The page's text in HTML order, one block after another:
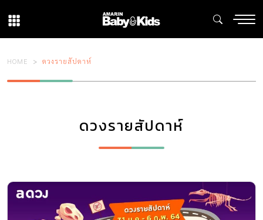
HOME ดวงรายสัปดาห์
ดวงรายสัปดาห์